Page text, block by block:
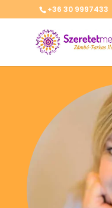
+36 30 9997433